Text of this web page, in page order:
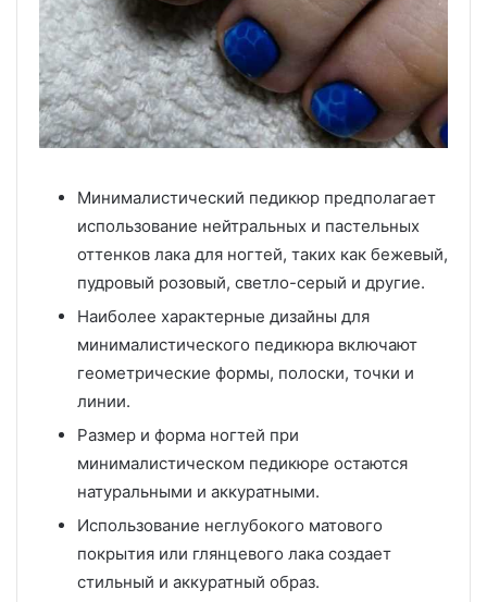
Минималистический педикюр предполагает
использование нейтральных и пастельных
оттенков лака для ногтей, таких как бежевый,
пудровый розовый, светло-серый и другие.
Наиболее характерные дизайны для
минималистического педикюра включают
геометрические формы, полоски, точки и
линии.
Размер и форма ногтей при
минималистическом педикюре остаются
натуральными и аккуратными.
Использование неглубокого матового
покрытия или глянцевого лака создает
стильный и аккуратный образ.